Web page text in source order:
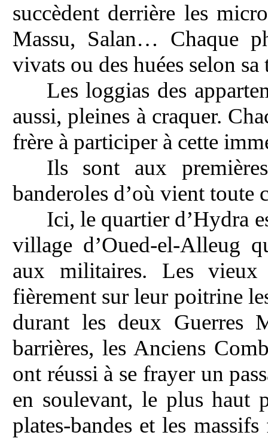
succèdent derrière les
Massu, Salan… Chaque
vivats ou des huées selon sa
Les loggias des
aussi, pleines à craquer.
frère à participer à cette
Ils sont aux
banderoles d’où vient toute
Ici, le quartier d’Hydra
village d’Oued-el-Alleug
aux militaires. Les vieux
fièrement sur leur poitrine
durant les deux Guerres
barrières, les Anciens
ont réussi à se frayer un
en soulevant, le plus haut
plates-bandes et les